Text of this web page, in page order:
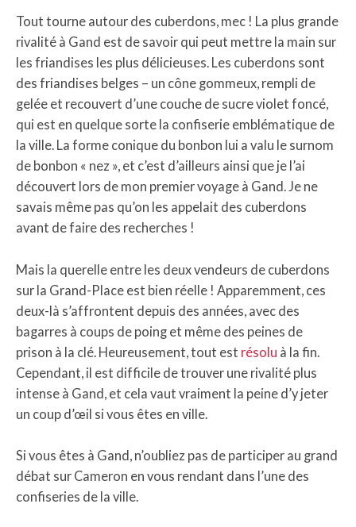
Tout tourne autour des cuberdons, mec ! La plus grande
rivalité à Gand est de savoir qui peut mettre la main sur
les friandises les plus délicieuses. Les cuberdons sont
des friandises belges – un cône gommeux, rempli de
gelée et recouvert d’une couche de sucre violet foncé,
qui est en quelque sorte la confiserie emblématique de
la ville. La forme conique du bonbon lui a valu le surnom
de bonbon « nez », et c’est d’ailleurs ainsi que je l’ai
découvert lors de mon premier voyage à Gand. Je ne
savais même pas qu’on les appelait des cuberdons
avant de faire des recherches !
Mais la querelle entre les deux vendeurs de cuberdons
sur la Grand-Place est bien réelle ! Apparemment, ces
deux-là s’affrontent depuis des années, avec des
bagarres à coups de poing et même des peines de
prison à la clé. Heureusement, tout est résolu à la fin.
Cependant, il est difficile de trouver une rivalité plus
intense à Gand, et cela vaut vraiment la peine d’y jeter
un coup d’œil si vous êtes en ville.
Si vous êtes à Gand, n’oubliez pas de participer au grand
débat sur Cameron en vous rendant dans l’une des
confiseries de la ville.